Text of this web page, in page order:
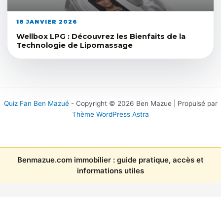
18 JANVIER 2026
Wellbox LPG : Découvrez les Bienfaits de la
Technologie de Lipomassage
Quiz Fan Ben Mazué- Copyright © 2026 Ben Mazue | Propulsé par
Thème WordPress Astra
Benmazue.com immobilier : guide pratique, accès et
informations utiles